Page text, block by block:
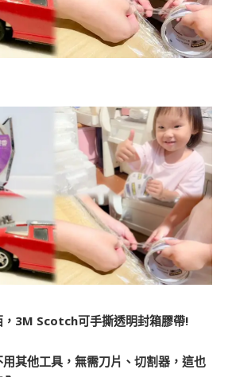
，3M Scotch可手撕透明封箱膠帶!
其他工具，無需刀片、切割器，這也